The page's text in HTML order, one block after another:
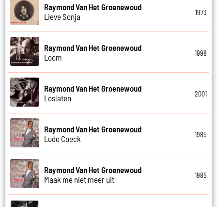
Raymond Van Het Groenewoud
Lieve Sonja
1973
Raymond Van Het Groenewoud
Loom
1998
Raymond Van Het Groenewoud
Loslaten
2001
Raymond Van Het Groenewoud
Ludo Coeck
1985
Raymond Van Het Groenewoud
Maak me niet meer uit
1985